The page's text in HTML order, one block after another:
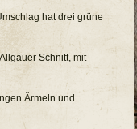
hat drei grüne
Schnitt, mit
Ärmeln und